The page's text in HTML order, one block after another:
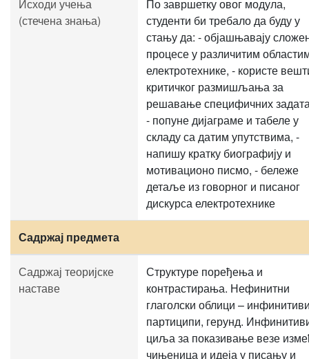
Исходи учења
(стечена знања)
По завршетку овог модула,
студенти би требало да буду у
стању да: - објашњавају
процесе у различитим
електротехнике, - користе
критичког размишљања за
решавање специфичних
- попуне дијаграме и табеле у
складу са датим упутствима, -
напишу кратку биографију и
мотивационо писмо, - бележе
детаље из говорног и писаног
дискурса електротехнике
Садржај предмета
Садржај теоријске
наставе
Структуре поређења и
контрастирања. Нефинитни
глаголски облици –
партиципи, герунд.
циља за показивање везе
чињеница и идеја у писању и